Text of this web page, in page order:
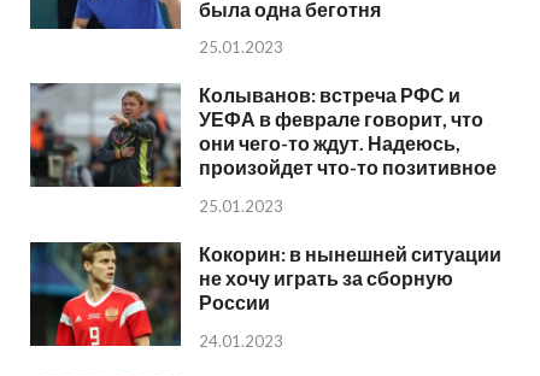
была одна беготня
25.01.2023
Колыванов: встреча РФС и
УЕФА в феврале говорит, что
они чего-то ждут. Надеюсь,
произойдет что-то позитивное
25.01.2023
Кокорин: в нынешней ситуации
не хочу играть за сборную
России
24.01.2023